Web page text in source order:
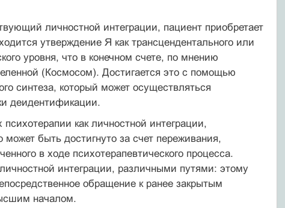
личностной интеграции, пациент приобретает
утверждение Я как трансцендентального или
уровня, что в конечном счете, по мнению
(Космосом). Достигается это с помощью
синтеза, который может осуществляться
деидентификации.
как личностной интеграции,
может быть достигнуто за счет переживания,
в ходе психотерапевтического процесса.
интеграции, различными путями: этому
обращение к ранее закрытым
началом.